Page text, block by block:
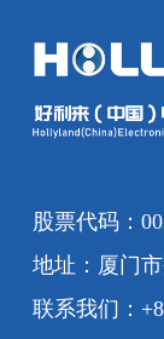
股票代码：
地址：厦门
联系我们：